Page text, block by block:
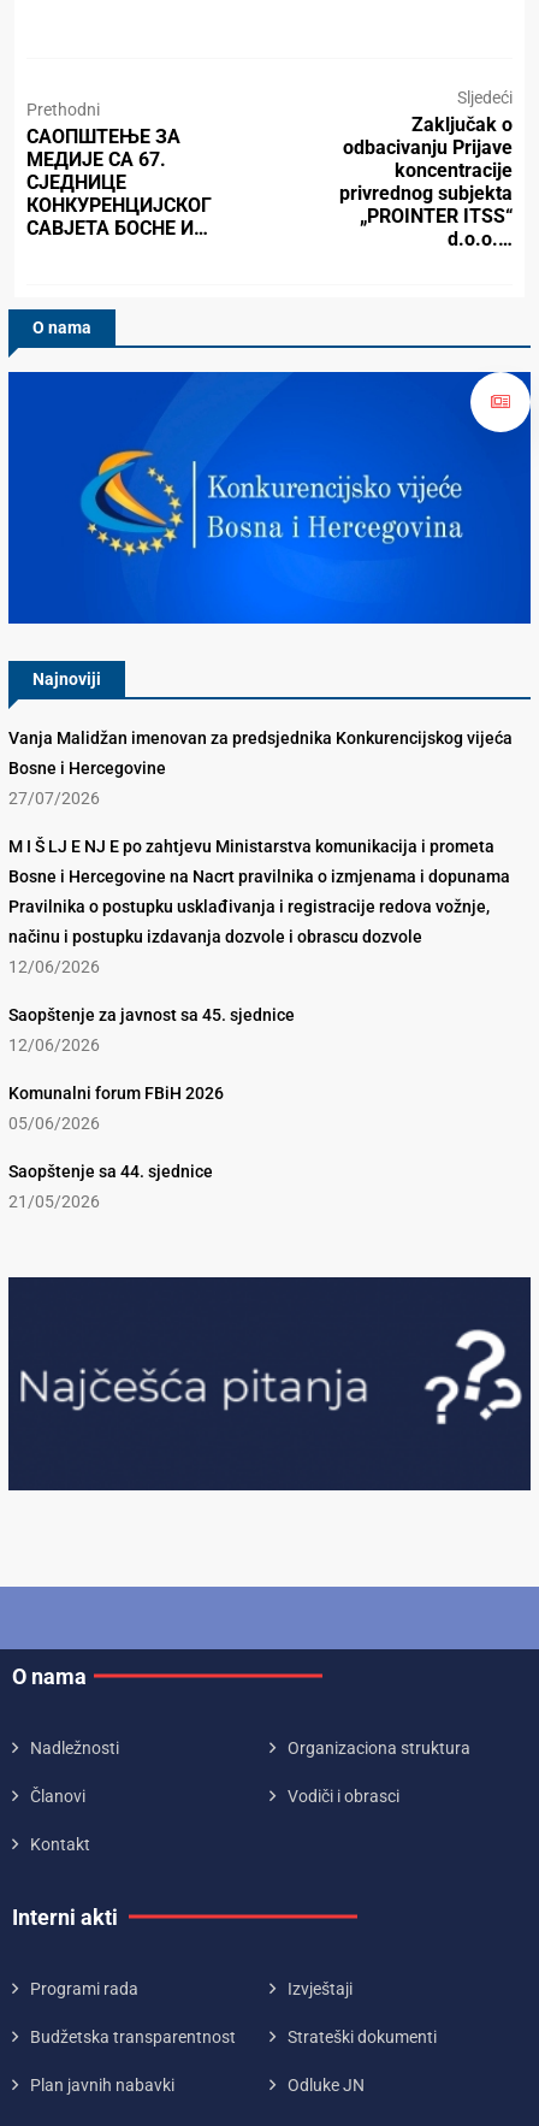
Prethodni
САОПШТЕЊЕ ЗА
МЕДИЈЕ СА 67.
СЈЕДНИЦЕ
КОНКУРЕНЦИЈСКОГ
САВЈЕТА БОСНЕ И…
Sljedeći
Zaključak o
odbacivanju Prijave
koncentracije
privrednog subjekta
„PROINTER ITSS“
d.o.o.…
O nama
Najnoviji
Vanja Malidžan imenovan za predsjednika Konkurencijskog vijeća
Bosne i Hercegovine
27/07/2026
M I Š LJ E NJ E po zahtjevu Ministarstva komunikacija i prometa
Bosne i Hercegovine na Nacrt pravilnika o izmjenama i dopunama
Pravilnika o postupku usklađivanja i registracije redova vožnje,
načinu i postupku izdavanja dozvole i obrascu dozvole
12/06/2026
Saopštenje za javnost sa 45. sjednice
12/06/2026
Komunalni forum FBiH 2026
05/06/2026
Saopštenje sa 44. sjednice
21/05/2026
O nama
Nadležnosti Organizaciona struktura
Članovi Vodiči i obrasci
Kontakt
Interni akti
Programi rada Izvještaji
Budžetska transparentnost Strateški dokumenti
Plan javnih nabavki Odluke JN